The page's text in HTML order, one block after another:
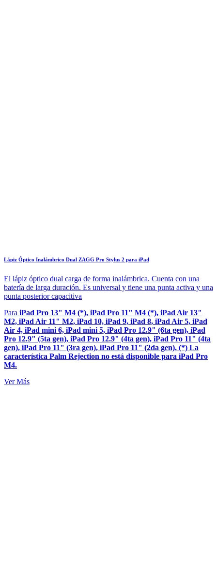
Lápiz Óptico Inalámbrico Dual ZAGG Pro Stylus 2 para iPad
El lápiz óptico dual carga de forma inalámbrica. Cuenta con una
batería de larga duración. Es universal y tiene una punta activa y una
punta posterior capacitiva
Para iPad Pro 13" M4 (*), iPad Pro 11" M4 (*), iPad Air 13"
M2, iPad Air 11" M2, iPad 10, iPad 9, iPad 8, iPad Air 5, iPad
Air 4, iPad mini 6, iPad mini 5, iPad Pro 12.9" (6ta gen), iPad
Pro 12.9" (5ta gen), iPad Pro 12.9" (4ta gen), iPad Pro 11" (4ta
gen), iPad Pro 11" (3ra gen), iPad Pro 11" (2da gen). (*) La
característica Palm Rejection no está disponible para iPad Pro
M4.
Ver Más